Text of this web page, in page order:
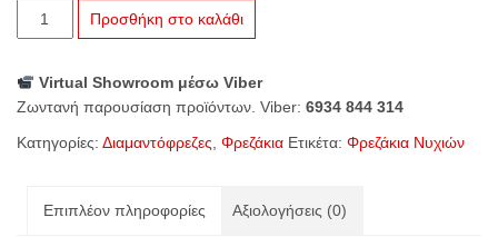
Ελαφρόπετρα
Μπίλια
ποσότητα
Προσθήκη στο καλάθι
Virtual Showroom μέσω Viber
Ζωντανή παρουσίαση προϊόντων. Viber: 6934 844 314
Κατηγορίες: Διαμαντόφρεζες Φρεζάκια Ετικέτα: Φρεζάκια Νυχιών
Επιπλέον πληροφορίες Αξιολογήσεις (0)